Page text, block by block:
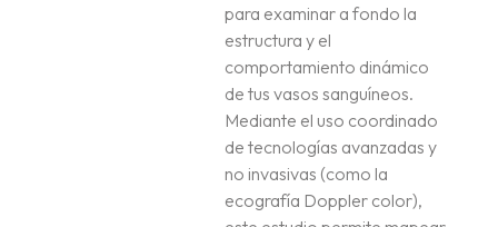
para examinar a fondo la
estructura y el
comportamiento dinámico
de tus vasos sanguíneos.
Mediante el uso coordinado
de tecnologías avanzadas y
no invasivas (como la
ecografía Doppler color),